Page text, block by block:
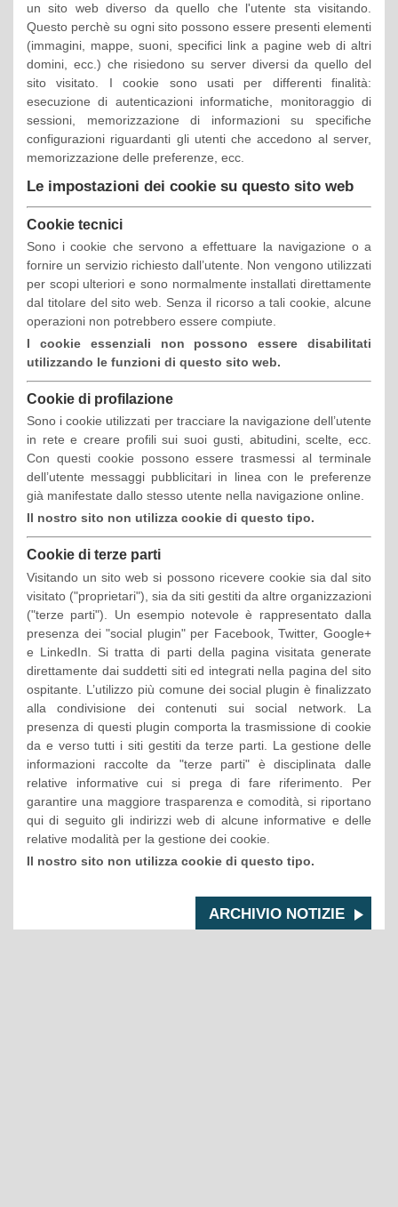
un sito web diverso da quello che l'utente sta visitando.
Questo perchè su ogni sito possono essere presenti elementi
(immagini, mappe, suoni, specifici link a pagine web di altri
domini, ecc.) che risiedono su server diversi da quello del
sito visitato. I cookie sono usati per differenti finalità:
esecuzione di autenticazioni informatiche, monitoraggio di
sessioni, memorizzazione di informazioni su specifiche
configurazioni riguardanti gli utenti che accedono al server,
memorizzazione delle preferenze, ecc.
Le impostazioni dei cookie su questo sito web
Cookie tecnici
Sono i cookie che servono a effettuare la navigazione o a
fornire un servizio richiesto dall’utente. Non vengono utilizzati
per scopi ulteriori e sono normalmente installati direttamente
dal titolare del sito web. Senza il ricorso a tali cookie, alcune
operazioni non potrebbero essere compiute.
I cookie essenziali non possono essere disabilitati
utilizzando le funzioni di questo sito web.
Cookie di profilazione
Sono i cookie utilizzati per tracciare la navigazione dell’utente
in rete e creare profili sui suoi gusti, abitudini, scelte, ecc.
Con questi cookie possono essere trasmessi al terminale
dell’utente messaggi pubblicitari in linea con le preferenze
già manifestate dallo stesso utente nella navigazione online.
Il nostro sito non utilizza cookie di questo tipo.
Cookie di terze parti
Visitando un sito web si possono ricevere cookie sia dal sito
visitato ("proprietari"), sia da siti gestiti da altre organizzazioni
("terze parti"). Un esempio notevole è rappresentato dalla
presenza dei "social plugin" per Facebook, Twitter, Google+
e LinkedIn. Si tratta di parti della pagina visitata generate
direttamente dai suddetti siti ed integrati nella pagina del sito
ospitante. L’utilizzo più comune dei social plugin è finalizzato
alla condivisione dei contenuti sui social network. La
presenza di questi plugin comporta la trasmissione di cookie
da e verso tutti i siti gestiti da terze parti. La gestione delle
informazioni raccolte da "terze parti" è disciplinata dalle
relative informative cui si prega di fare riferimento. Per
garantire una maggiore trasparenza e comodità, si riportano
qui di seguito gli indirizzi web di alcune informative e delle
relative modalità per la gestione dei cookie.
Il nostro sito non utilizza cookie di questo tipo.
ARCHIVIO NOTIZIE